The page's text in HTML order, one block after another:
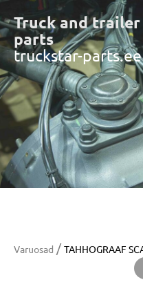
Truck and
parts
truckstar-parts.ee
Varuosad / TAHHOGRAAF